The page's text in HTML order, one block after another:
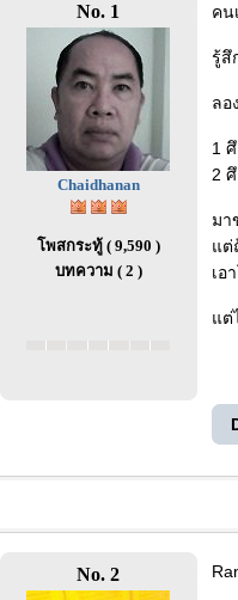
No. 1
Chaidhanan
โพสกระทู้ ( 9,590 )
บทความ ( 2 )
คน
รู้สึ
ลอ
1
2
มา
แต่
เอ
แต่
No. 2